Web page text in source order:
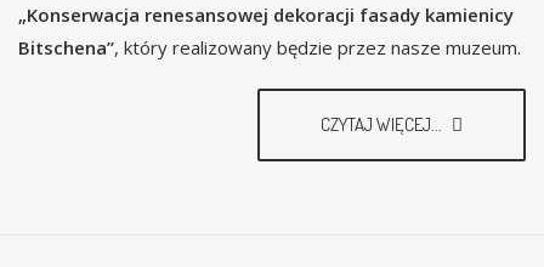
„Konserwacja renesansowej dekoracji fasady kamienicy
Bitschena”, który realizowany będzie przez nasze muzeum.
CZYTAJ WIĘCEJ...